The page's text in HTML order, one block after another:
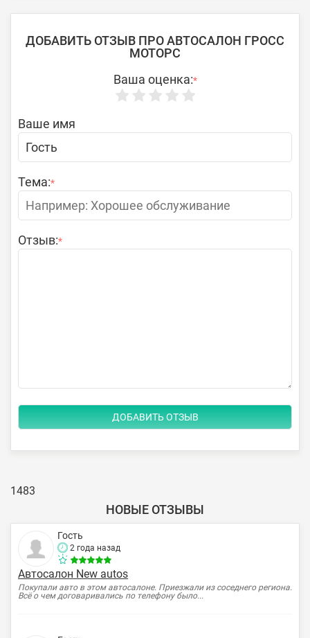
ДОБАВИТЬ ОТЗЫВ ПРО АВТОСАЛОН ГРОСС
МОТОРС
Ваша оценка:*
Ваше имя
Тема:*
Отзыв:*
1483
НОВЫЕ ОТЗЫВЫ
Гость
2 года назад
Автосалон New autos
Покупали авто в этом автосалоне. Приезжали из соседнего региона.
Всё о чем договаривались по телефону было...